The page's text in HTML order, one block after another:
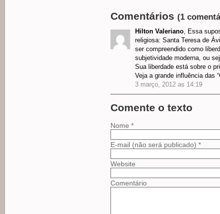
Comentários (1
Hilton Valeriano, Essa
religiosa: Santa Teresa de
ser compreendido como
subjetividade moderna, ou
Sua liberdade está sobre o
Veja a grande influência das
3 março, 2012 as 14:19
Comente o texto
Nome *
E-mail (não será publicado) *
Website
Comentário